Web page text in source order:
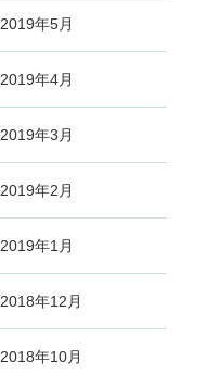
2019年5月
2019年4月
2019年3月
2019年2月
2019年1月
2018年12月
2018年10月